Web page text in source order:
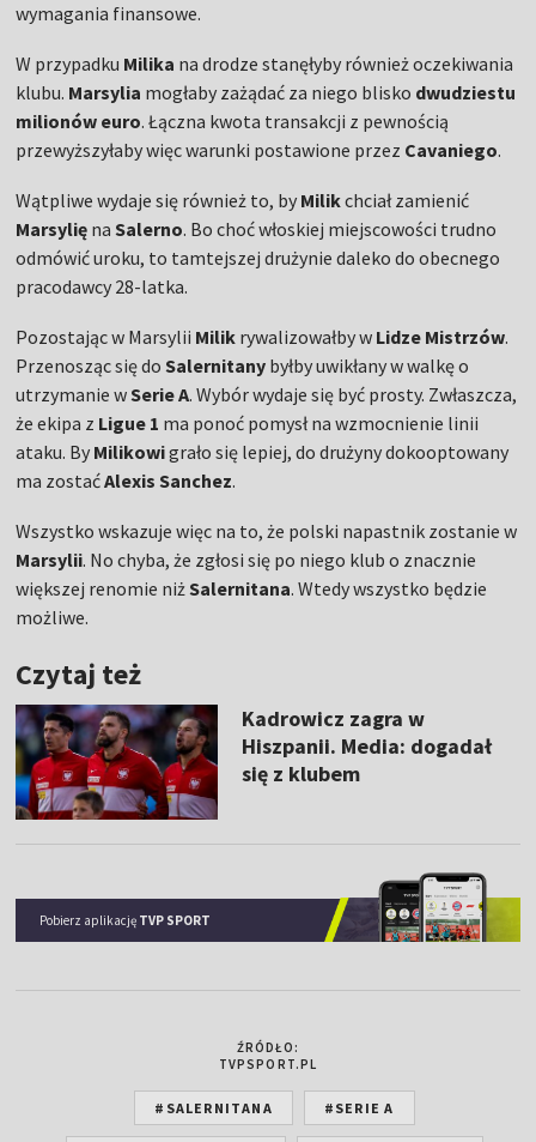
wymagania finansowe.
W przypadku Milika na drodze stanęłyby również oczekiwania
klubu. Marsylia mogłaby zażądać za niego blisko dwudziestu
milionów euro. Łączna kwota transakcji z pewnością
przewyższyłaby więc warunki postawione przez Cavaniego.
Wątpliwe wydaje się również to, by Milikchciał zamienić
Marsylię naSalerno. Bo choć włoskiej miejscowości trudno
odmówić uroku, to tamtejszej drużynie daleko do obecnego
pracodawcy 28-latka.
Pozostając w Marsylii Milik rywalizowałby w Lidze Mistrzów.
Przenosząc się doSalernitany byłby uwikłany w walkę o
utrzymanie wSerie A. Wybór wydaje się być prosty. Zwłaszcza,
że ekipa z Ligue 1 ma ponoć pomysł na wzmocnienie linii
ataku. By Milikowigrało się lepiej, do drużyny dokooptowany
ma zostaćAlexis Sanchez.
Wszystko wskazuje więc na to, że polski napastnik zostanie w
Marsylii. No chyba, że zgłosi się po niego klub o znacznie
większej renomie niżSalernitana. Wtedy wszystko będzie
możliwe.
Czytaj też
Kadrowicz zagra w
Hiszpanii. Media: dogadał
się z klubem
Pobierz aplikację TVP SPORT
ŹRÓDŁO:
TVPSPORT.PL
#SALERNITANA #SERIE A